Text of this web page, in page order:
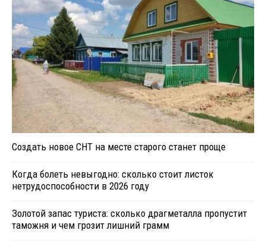
Создать новое СНТ на месте старого станет проще
Когда болеть невыгодно: сколько стоит листок
нетрудоспособности в 2026 году
Золотой запас туриста: сколько драгметалла пропустит
таможня и чем грозит лишний грамм